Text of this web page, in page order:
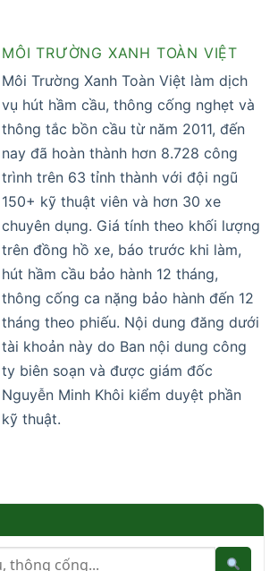
MÔI TRƯỜNG XANH TOÀN VIỆT
Môi Trường Xanh Toàn Việt làm dịch
vụ hút hầm cầu, thông cống nghẹt và
thông tắc bồn cầu từ năm 2011, đến
nay đã hoàn thành hơn 8.728 công
trình trên 63 tỉnh thành với đội ngũ
150+ kỹ thuật viên và hơn 30 xe
chuyên dụng. Giá tính theo khối lượng
trên đồng hồ xe, báo trước khi làm,
hút hầm cầu bảo hành 12 tháng,
thông cống ca nặng bảo hành đến 12
tháng theo phiếu. Nội dung đăng dưới
tài khoản này do Ban nội dung công
ty biên soạn và được giám đốc
Nguyễn Minh Khôi kiểm duyệt phần
kỹ thuật.